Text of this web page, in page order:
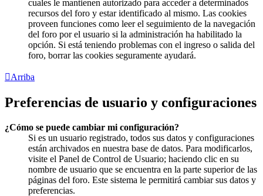
cuales le mantienen autorizado para acceder a determinados
recursos del foro y estar identificado al mismo. Las cookies
proveen funciones como leer el seguimiento de la navegación
del foro por el usuario si la administración ha habilitado la
opción. Si está teniendo problemas con el ingreso o salida del
foro, borrar las cookies seguramente ayudará.
Arriba
Preferencias de usuario y configuraciones
¿Cómo se puede cambiar mi configuración?
Si es un usuario registrado, todos sus datos y configuraciones
están archivados en nuestra base de datos. Para modificarlos,
visite el Panel de Control de Usuario; haciendo clic en su
nombre de usuario que se encuentra en la parte superior de las
páginas del foro. Este sistema le permitirá cambiar sus datos y
preferencias.